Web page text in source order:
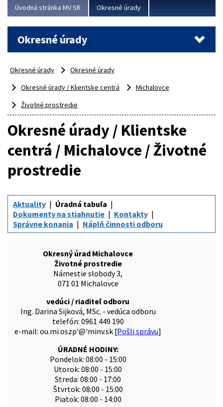
Viac
Úvodná stránka MV SR Okresné úrady
Okresné úrady
Okresné úrady
Okresné úrady
Okresné úrady / Klientske centrá
Michalovce
Životné prostredie
Okresné úrady / Klientske
centrá / Michalovce / Životné
prostredie
Aktuality
Úradná tabuľa
Dokumenty na stiahnutie
Kontakty
Správne konania
Náplň činnosti odboru
Okresný úrad Michalovce
Životné prostredie
Námestie slobody 3,
071 01 Michalovce
vedúci / riaditeľ odboru
Ing. Darina Sijková, MSc. - vedúca odboru
telefón: 0961 449 190
e-mail: ou.mi.oszp'@'minv.sk [Pošli správu]
ÚRADNÉ HODINY:
Pondelok: 08:00 - 15:00
Utorok: 08:00 - 15:00
Streda: 08:00 - 17:00
Štvrtok: 08:00 - 15:00
Piatok: 08:00 - 14:00